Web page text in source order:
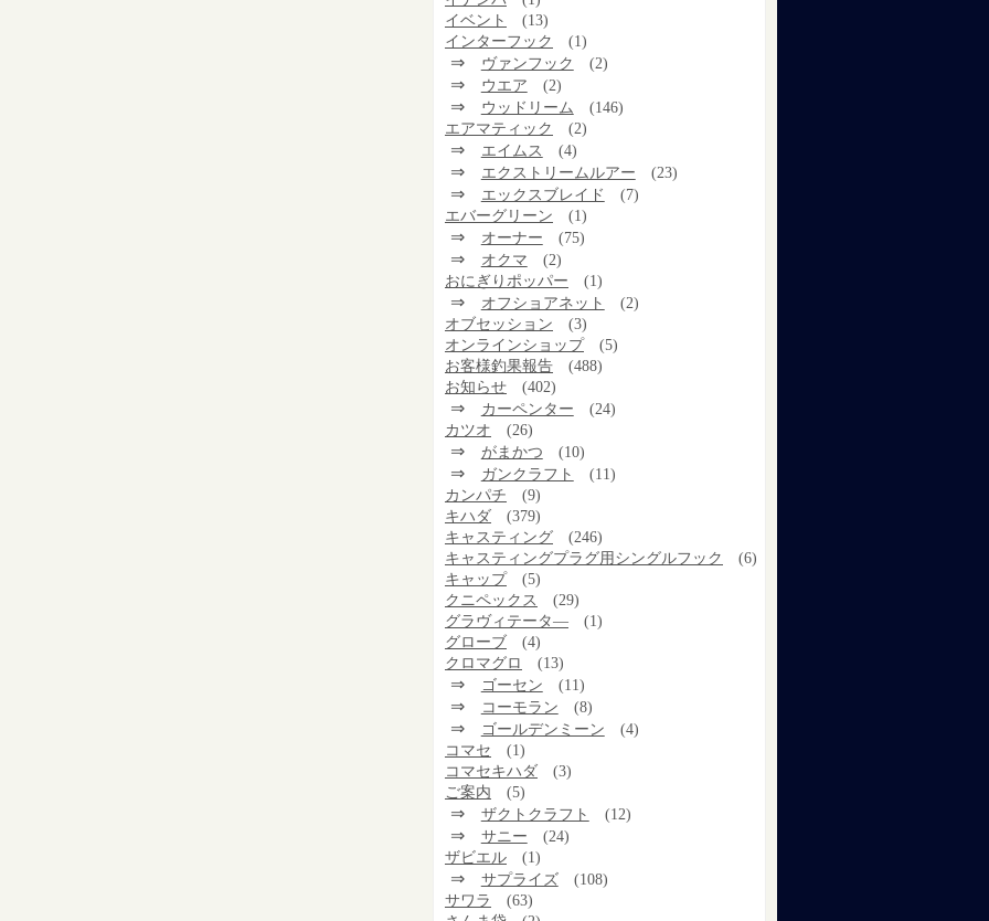
イベント
(13)
インターフック
(1)
⇒ ヴァンフック (2)
⇒ ウエア (2)
⇒ ウッドリーム
(146)
エアマティック
(2)
⇒ エイムス (4)
⇒ エクストリームルアー (23)
⇒ エックスブレイド
(7)
エバーグリーン
(1)
⇒ オーナー (75)
⇒ オクマ
(2)
おにぎりポッパー
(1)
⇒ オフショアネット
(2)
オブセッション
(3)
オンラインショップ
(5)
お客様釣果報告
(488)
お知らせ
(402)
⇒ カーペンター
(24)
カツオ
(26)
⇒ がまかつ (10)
⇒ ガンクラフト
(11)
カンパチ
(9)
キハダ
(379)
キャスティング
(246)
キャスティングプラグ用シングルフック
(6)
キャップ
(5)
クニペックス
(29)
グラヴィテータ―
(1)
グローブ
(4)
クロマグロ
(13)
⇒ ゴーセン (11)
⇒ コーモラン (8)
⇒ ゴールデンミーン
(4)
コマセ
(1)
コマセキハダ
(3)
ご案内
(5)
⇒ ザクトクラフト (12)
⇒ サニー
(24)
ザビエル
(1)
⇒ サプライズ
(108)
サワラ
(63)